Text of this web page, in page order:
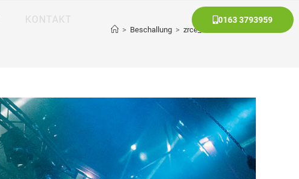
KONTAKT 0163 3793959
> Beschallung > zrce_bbb_vol2_cat_-9